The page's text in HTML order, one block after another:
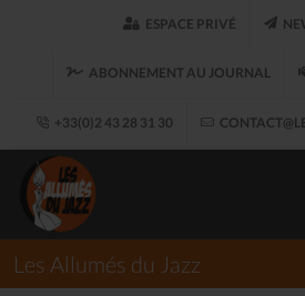
ESPACE PRIVÉ
ABONNEMENT AU JOURNAL
+33(0)2 43 28 31 30
Les Allumés du Jazz